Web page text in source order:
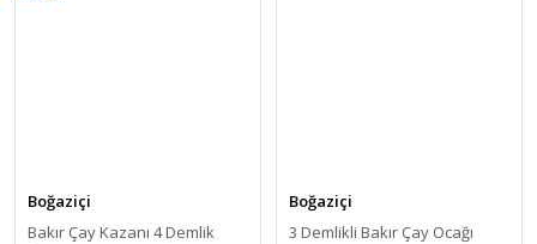
Boğaziçi
Bakır Çay Kazanı 4 Demlik
Boğaziçi
3 Demlikli Bakır Çay Ocağı